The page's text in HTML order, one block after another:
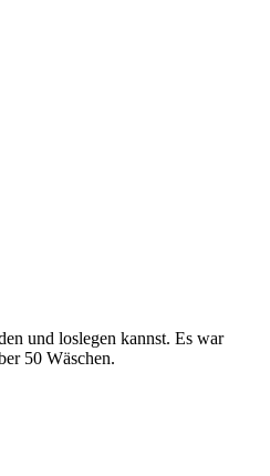
und loslegen kannst. Es war
50 Wäschen.